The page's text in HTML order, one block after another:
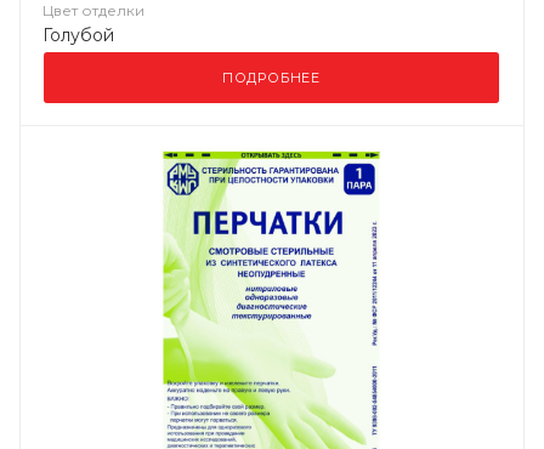
Цвет отделки
Голубой
ПОДРОБНЕЕ